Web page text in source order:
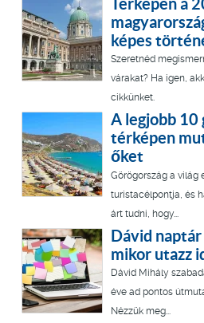
Térképen a
képes
Szeretnéd
várakat? Ha igen,
cikkünket.
A legjobb 10
térképen
őket
Görögország a világ
turistacélpontja, és
árt tudni, hogy...
Dávid
mikor utazz
Dávid Mihály
éve ad pontos
Nézzük meg...